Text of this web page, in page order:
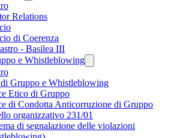
Relations
di Coerenza
- Basilea III
e Whistleblowing
Gruppo e Whistleblowing
Etico di Gruppo
di Condotta Anticorruzione di Gruppo
organizzativo 231/01
di segnalazione delle violazioni